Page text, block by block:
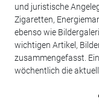
und juristische
Zigaretten,
ebenso wie
wichtigen Artikel,
zusammengefasst.
wöchentlich die